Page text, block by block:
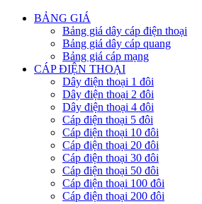
BẢNG GIÁ
Bảng giá dây cáp điện thoại
Bảng giá dây cáp quang
Bảng giá cáp mạng
CÁP ĐIỆN THOẠI
Dây điện thoại 1 đôi
Dây điện thoại 2 đôi
Dây điện thoại 4 đôi
Cáp điện thoại 5 đôi
Cáp điện thoại 10 đôi
Cáp điện thoại 20 đôi
Cáp điện thoại 30 đôi
Cáp điện thoại 50 đôi
Cáp điện thoại 100 đôi
Cáp điện thoại 200 đôi